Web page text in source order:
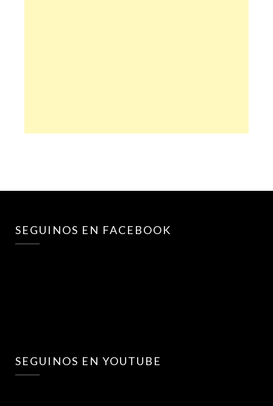
SEGUINOS EN FACEBOOK
SEGUINOS EN YOUTUBE